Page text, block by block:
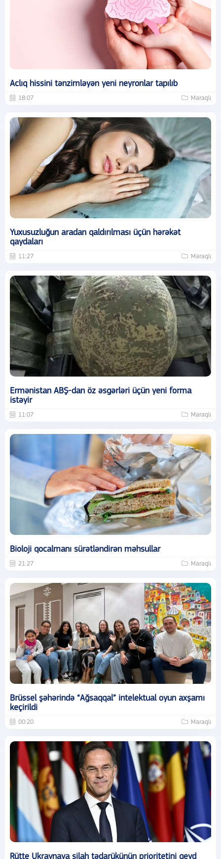
Aclıq hissini tənzimləyən yeni neyronlar tapılıb
18:07 Maraqlı
Yuxusuzluğun aradan qaldırılması üçün hərəkət
qaydaları
11:27 Maraqlı
Ermənistan ABŞ-dan öz əsgərləri üçün yeni forma
istəyir
11:07 Maraqlı
Bioloji qocalmanı sürətləndirən məhsullar
21:27 Maraqlı
Brüssel şəhərində “Ağsaqqal” intelektual oyun axşamı
keçirildi
00:20 Maraqlı
Rütte Ukraynaya silah tədarükünün prioritetini qeyd